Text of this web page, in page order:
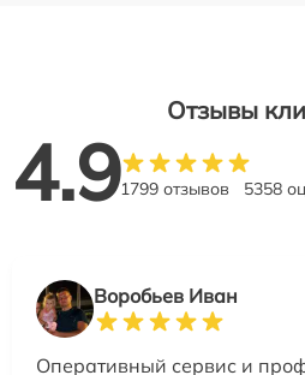
Отзывы
4.91799 отзывов 5358
Воробьев Иван
Оперативный сервис и